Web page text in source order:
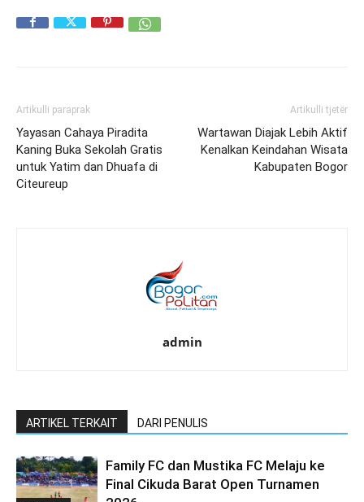
Artikulli paraprak
Yayasan Cahaya Piradita
Kaning Buka Sekolah Gratis
untuk Yatim dan Dhuafa di
Citeureup
Artikulli tjetër
Wartawan Diajak Lebih Aktif
Kenalkan Keindahan Wisata
Kabupaten Bogor
admin
ARTIKEL TERKAIT DARI PENULIS
Family FC dan Mustika FC Melaju ke
Final Cikuda Barat Open Turnamen